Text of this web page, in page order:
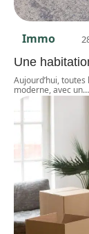
Immo
Une
Aujourd’hui,
moderne, avec un…